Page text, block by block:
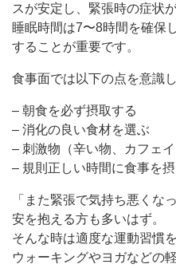
スが安定し、緊張時の症状
睡眠時間は7〜8時間を確保
することが重要です。
食事面では以下の点を意識
– 朝食を必ず摂取する
– 消化の良い食材を選ぶ
– 刺激物（辛い物、カフェ
– 規則正しい時間に食事を摂
「また緊張で気持ち悪く
安を抱える方も多いはず。
そんな時は適度な運動習慣
ウォーキングやヨガなどの